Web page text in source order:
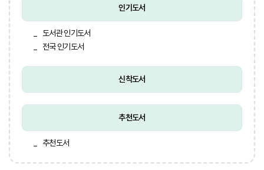
인기도서
도서관 인기도서
전국 인기도서
신착도서
추천도서
추천도서